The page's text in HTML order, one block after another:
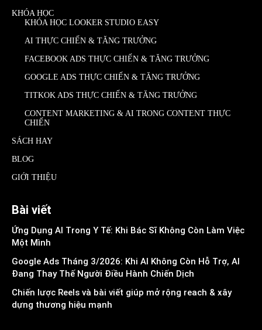
KHÓA HỌC
KHÓA HỌC LOOKER STUDIO EASY
AI THỰC CHIẾN & TĂNG TRƯỞNG
FACEBOOK ADS THỰC CHIẾN & TĂNG TRƯỞNG
GOOGLE ADS THỰC CHIẾN & TĂNG TRƯỞNG
TITKOK ADS THỰC CHIẾN & TĂNG TRƯỞNG
CONTENT MARKETING & AI TRONG CONTENT THỰC
CHIẾN
SÁCH HAY
BLOG
GIỚI THIỆU
Bài viết
Ứng Dụng AI Trong Y Tế: Khi Bác Sĩ Không Còn Làm Việc
Một Mình
Google Ads Tháng 3/2026: Khi AI Không Còn Hỗ Trợ, AI
Đang Thay Thế Người Điều Hành Chiến Dịch
Chiến lược Reels và bài viết giúp mở rộng reach & xây
dựng thương hiệu mạnh